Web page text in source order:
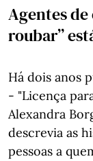
Agentes
roubar”
Há dois anos
- "Licença
Alexandra
descrevia as
pessoas a